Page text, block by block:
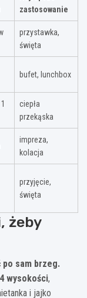
zastosowanie
przystawka,
święta
bufet, lunchbox
ciepła
przekąska
impreza,
kolacja
przyjęcie,
święta
żeby
po sam brzeg.
wysokości,
i jajko